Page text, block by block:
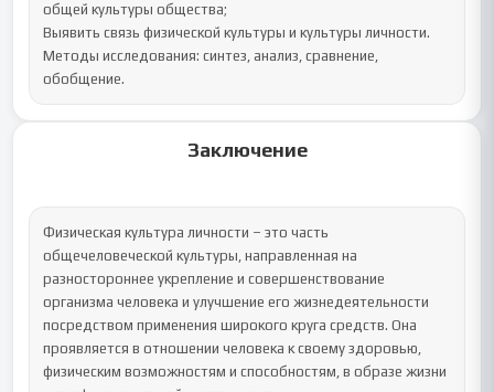
общей культуры общества;
Выявить связь физической культуры и культуры личности.
Методы исследования: синтез, анализ, сравнение,
обобщение.
Заключение
Физическая культура личности – это часть
общечеловеческой культуры, направленная на
разностороннее укрепление и совершенствование
организма человека и улучшение его жизнедеятельности
посредством применения широкого круга средств. Она
проявляется в отношении человека к своему здоровью,
физическим возможностям и способностям, в образе жизни